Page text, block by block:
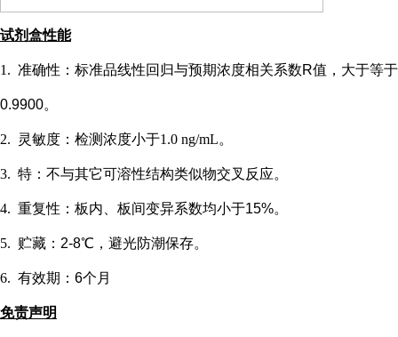
试剂盒性能
1. 准确性：标准品线性回归与预期浓度相关系数R值，大于等于
0.9900。
2. 灵敏度：检测浓度小于1.0 ng/mL。
3. 特：不与其它可溶性结构类似物交叉反应。
4. 重复性：板内、板间变异系数均小于15%。
5. 贮藏： 2-8℃，避光防潮保存。
6. 有效期： 6个月
免责声明